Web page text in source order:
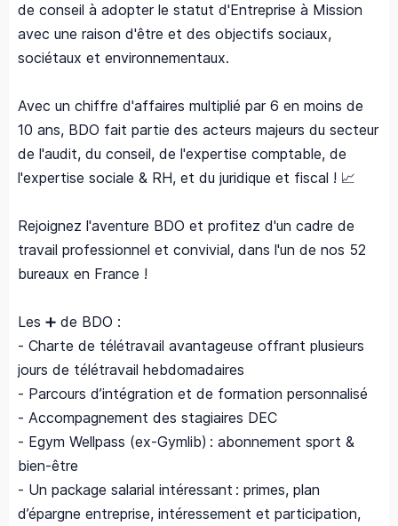
de conseil à adopter le statut d'Entreprise à Mission
avec une raison d'être et des objectifs sociaux,
sociétaux et environnementaux.
Avec un chiffre d'affaires multiplié par 6 en moins de
10 ans, BDO fait partie des acteurs majeurs du secteur
de l'audit, du conseil, de l'expertise comptable, de
l'expertise sociale & RH, et du juridique et fiscal ! 📈
Rejoignez l'aventure BDO et profitez d'un cadre de
travail professionnel et convivial, dans l'un de nos 52
bureaux en France !
Les ➕ de BDO :
- Charte de télétravail avantageuse offrant plusieurs
jours de télétravail hebdomadaires
- Parcours d’intégration et de formation personnalisé
- Accompagnement des stagiaires DEC
- Egym Wellpass (ex-Gymlib) : abonnement sport &
bien-être
- Un package salarial intéressant : primes, plan
d’épargne entreprise, intéressement et participation,